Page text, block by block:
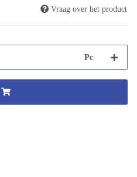
Vraag over het product
Pc